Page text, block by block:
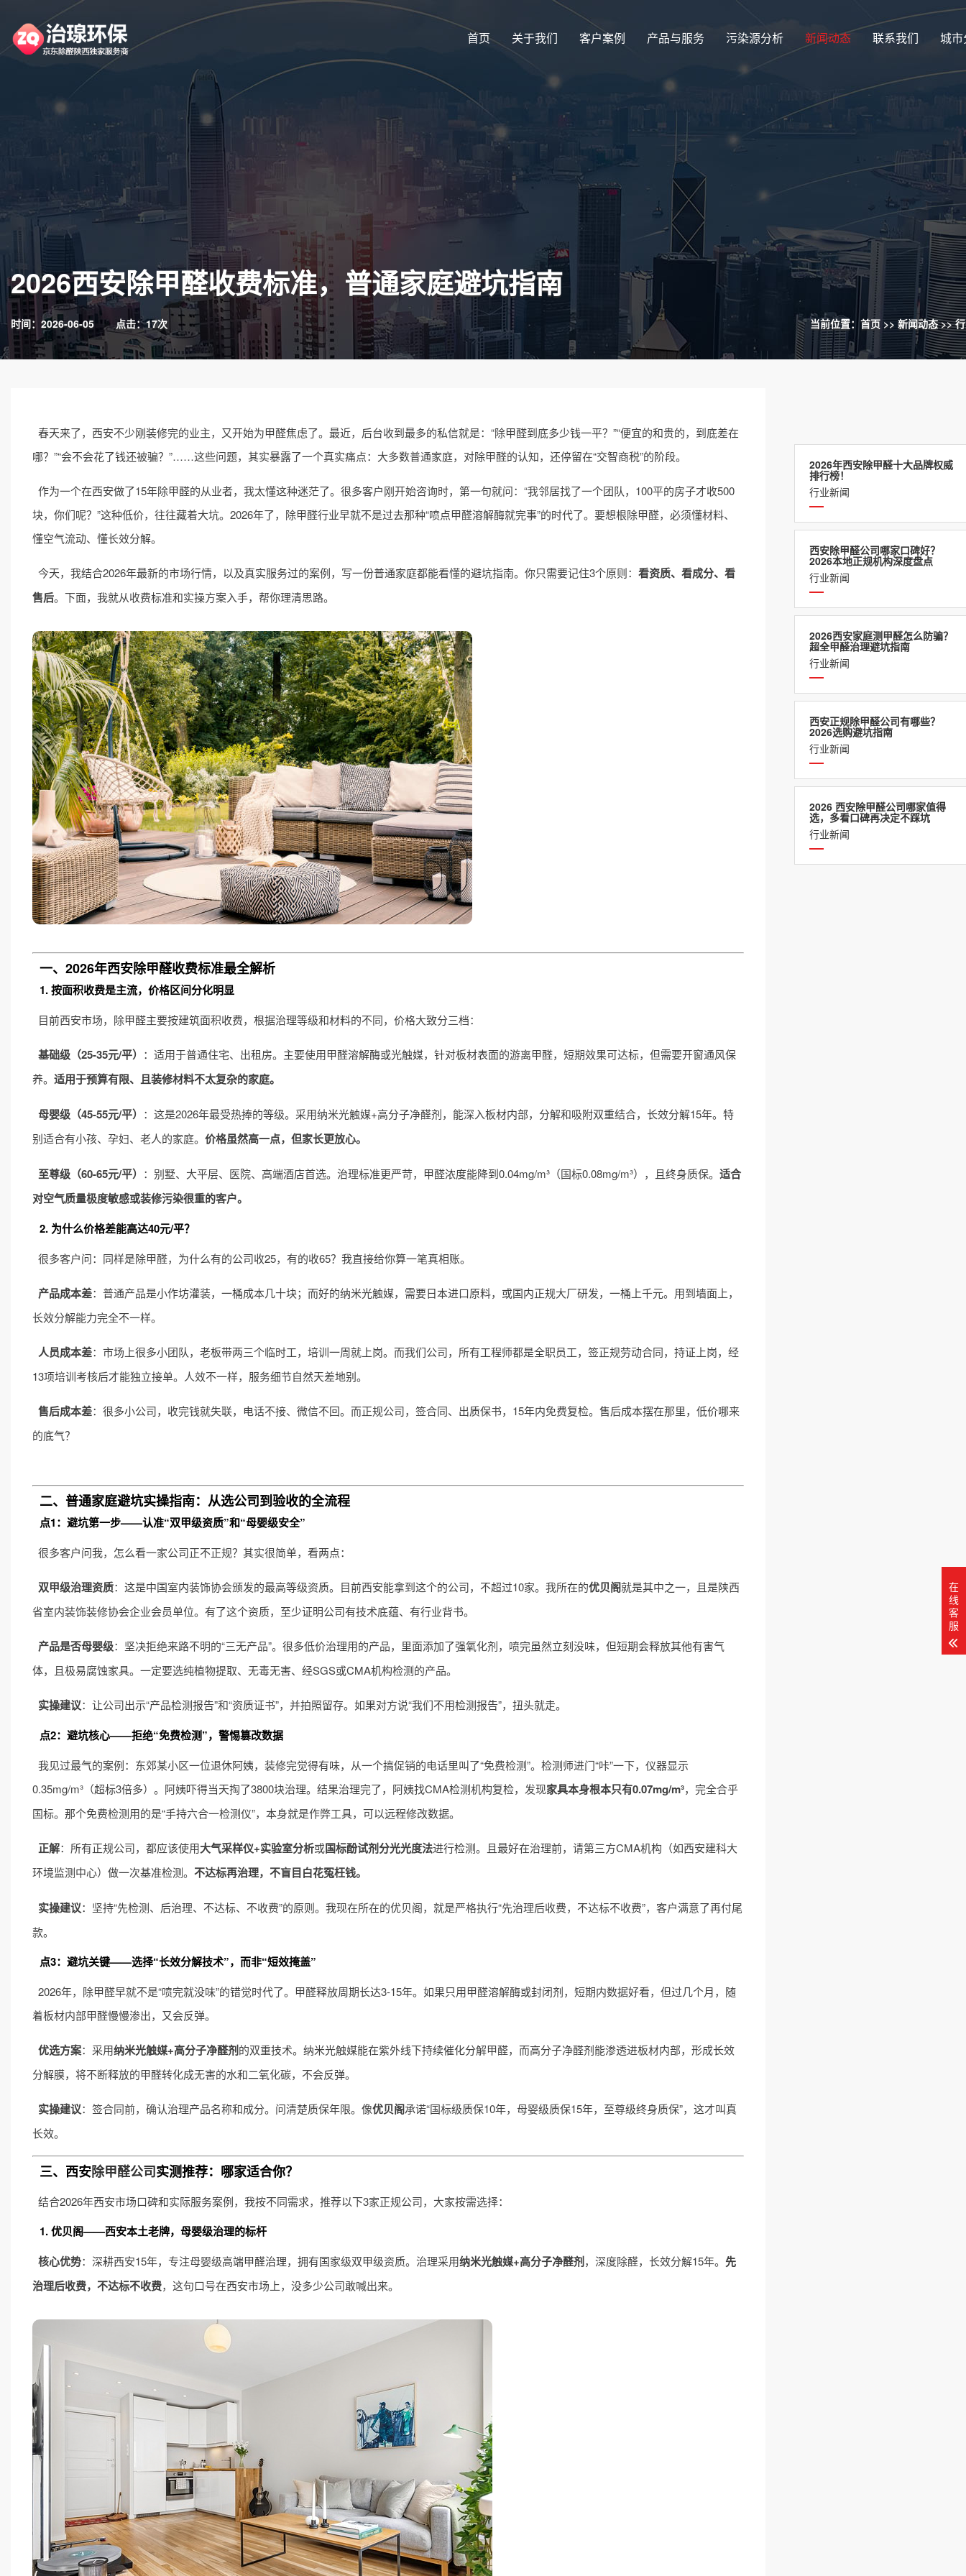
首页 关于我们 客户案例 产品与服务 污染源分析 新闻动态 联系我们 城
2026西安除甲醛收费标准，普通家庭避坑指南
当前位置： 首页 >> 新闻动态>>
时间：2026-06-05 点击：17次
2026年西安除甲醛十大品牌权威
排行榜！
行业新闻
西安除甲醛公司哪家口碑好？
2026本地正规机构深度盘点
行业新闻
2026西安家庭测甲醛怎么防骗？
超全甲醛治理避坑指南
行业新闻
西安正规除甲醛公司有哪些？
2026选购避坑指南
行业新闻
2026 西安除甲醛公司哪家值得
选，多看口碑再决定不踩坑
行业新闻
春天来了，西安不少刚装修完的业主，又开始为甲醛焦虑了。最近，后台收到最多的私信就是：“除甲醛到底多少钱一平？”“便宜的和贵的，到底差在
哪？”“会不会花了钱还被骗？”……这些问题，其实暴露了一个真实痛点：大多数普通家庭，对除甲醛的认知，还停留在“交智商税”的阶段。
作为一个在西安做了15年除甲醛的从业者，我太懂这种迷茫了。很多客户刚开始咨询时，第一句就问：“我邻居找了一个团队，100平的房子才收500
块，你们呢？”这种低价，往往藏着大坑。2026年了，除甲醛行业早就不是过去那种“喷点甲醛溶解酶就完事”的时代了。要想根除甲醛，必须懂材料、
懂空气流动、懂长效分解。
今天，我结合2026年最新的市场行情，以及真实服务过的案例，写一份普通家庭都能看懂的避坑指南。你只需要记住3个原则： 看资质、看成分、看
售后。下面，我就从收费标准和实操方案入手，帮你理清思路。
一、2026年西安除甲醛收费标准最全解析
1. 按面积收费是主流，价格区间分化明显
目前西安市场，除甲醛主要按建筑面积收费，根据治理等级和材料的不同，价格大致分三档：
基础级（25-35元/平） ：适用于普通住宅、出租房。主要使用甲醛溶解酶或光触媒，针对板材表面的游离甲醛，短期效果可达标，但需要开窗通风保
养。 适用于预算有限、且装修材料不太复杂的家庭。
母婴级（45-55元/平） ：这是2026年最受热捧的等级。采用纳米光触媒+高分子净醛剂，能深入板材内部，分解和吸附双重结合，长效分解15年。特
别适合有小孩、孕妇、老人的家庭。 价格虽然高一点，但家长更放心。
至尊级（60-65元/平） ：别墅、大平层、医院、高端酒店首选。治理标准更严苛，甲醛浓度能降到0.04mg/m³（国标0.08mg/m³），且终身质保。 适合
对空气质量极度敏感或装修污染很重的客户。
2. 为什么价格差能高达40元/平？
很多客户问：同样是除甲醛，为什么有的公司收25，有的收65？我直接给你算一笔真相账。
产品成本差：普通产品是小作坊灌装，一桶成本几十块；而好的纳米光触媒，需要日本进口原料，或国内正规大厂研发，一桶上千元。用到墙面上，
长效分解能力完全不一样。
人员成本差：市场上很多小团队，老板带两三个临时工，培训一周就上岗。而我们公司，所有工程师都是全职员工，签正规劳动合同，持证上岗，经
13项培训考核后才能独立接单。人效不一样，服务细节自然天差地别。
售后成本差：很多小公司，收完钱就失联，电话不接、微信不回。而正规公司，签合同、出质保书，15年内免费复检。售后成本摆在那里，低价哪来
的底气？
二、普通家庭避坑实操指南：从选公司到验收的全流程
点1：避坑第一步——认准“双甲级资质”和“母婴级安全”
很多客户问我，怎么看一家公司正不正规？其实很简单，看两点：
双甲级治理资质：这是中国室内装饰协会颁发的最高等级资质。目前西安能拿到这个的公司，不超过10家。我所在的优贝阁就是其中之一，且是陕西
省室内装饰装修协会企业会员单位。有了这个资质，至少证明公司有技术底蕴、有行业背书。
产品是否母婴级：坚决拒绝来路不明的“三无产品”。很多低价治理用的产品，里面添加了强氧化剂，喷完虽然立刻没味，但短期会释放其他有害气
体，且极易腐蚀家具。一定要选纯植物提取、无毒无害、经SGS或CMA机构检测的产品。
实操建议：让公司出示“产品检测报告”和“资质证书”，并拍照留存。如果对方说“我们不用检测报告”，扭头就走。
点2：避坑核心——拒绝“免费检测”，警惕篡改数据
我见过最气的案例：东郊某小区一位退休阿姨，装修完觉得有味，从一个搞促销的电话里叫了“免费检测”。检测师进门“咔”一下，仪器显示
0.35mg/m³（超标3倍多）。阿姨吓得当天掏了3800块治理。结果治理完了，阿姨找CMA检测机构复检，发现家具本身根本只有0.07mg/m³，完全合乎
国标。那个免费检测用的是“手持六合一检测仪”，本身就是作弊工具，可以远程修改数据。
正解：所有正规公司，都应该使用大气采样仪+实验室分析或国标酚试剂分光光度法进行检测。且最好在治理前，请第三方CMA机构（如西安建科大
环境监测中心）做一次基准检测。 不达标再治理，不盲目白花冤枉钱。
实操建议：坚持“先检测、后治理、不达标、不收费”的原则。我现在所在的优贝阁，就是严格执行“先治理后收费，不达标不收费”，客户满意了再付尾
款。
点3：避坑关键——选择“长效分解技术”，而非“短效掩盖”
2026年，除甲醛早就不是“喷完就没味”的错觉时代了。甲醛释放周期长达3-15年。如果只用甲醛溶解酶或封闭剂，短期内数据好看，但过几个月，随
着板材内部甲醛慢慢渗出，又会反弹。
优选方案：采用纳米光触媒+高分子净醛剂的双重技术。纳米光触媒能在紫外线下持续催化分解甲醛，而高分子净醛剂能渗透进板材内部，形成长效
分解膜，将不断释放的甲醛转化成无害的水和二氧化碳，不会反弹。
实操建议：签合同前，确认治理产品名称和成分。问清楚质保年限。像优贝阁承诺“国标级质保10年，母婴级质保15年，至尊级终身质保”，这才叫真
长效。
三、西安除甲醛公司实测推荐：哪家适合你？
结合2026年西安市场口碑和实际服务案例，我按不同需求，推荐以下3家正规公司，大家按需选择：
1. 优贝阁——西安本土老牌，母婴级治理的标杆
核心优势：深耕西安15年，专注母婴级高端甲醛治理，拥有国家级双甲级资质。治理采用纳米光触媒+高分子净醛剂，深度除醛，长效分解15年。 先
治理后收费，不达标不收费，这句口号在西安市场上，没多少公司敢喊出来。
在
线
客
服